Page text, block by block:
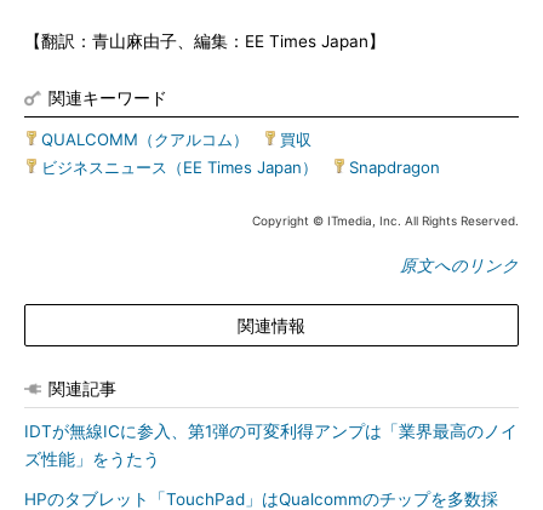
【翻訳：青山麻由子、編集：EE Times Japan】
関連キーワード
QUALCOMM（クアルコム） 買収
ビジネスニュース（EE Times Japan）
Snapdragon
Copyright © ITmedia, Inc. All Rights Reserved.
原文へのリンク
関連情報
関連記事
IDTが無線ICに参入、第1弾の可変利得アンプは「業界最高のノイ
ズ性能」をうたう
HPのタブレット「TouchPad」はQualcommのチップを多数採